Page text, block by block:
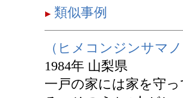
類似事例
（ヒメコンジンサマ
1984年 山梨県
一戸の家には家を守